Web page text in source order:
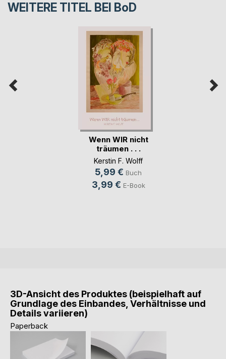
WEITERE TITEL BEI BoD
Wenn WIR nicht
träumen . . .
Kerstin F. Wolff
5,99 € Buch
3,99 € E-Book
3D-Ansicht des Produktes (beispielhaft auf
Grundlage des Einbandes, Verhältnisse und
Details variieren)
Paperback